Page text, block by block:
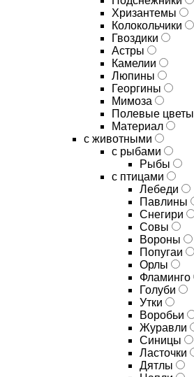
Хризантемы
Колокольчики
Гвоздики
Астры
Камелии
Люпины
Георгины
Мимоза
Полевые цветы
Материал
с животными
с рыбами
Рыбы
с птицами
Лебеди
Павлины
Снегири
Совы
Вороны
Попугаи
Орлы
Фламинго
Голуби
Утки
Воробьи
Журавли
Синицы
Ласточки
Дятлы